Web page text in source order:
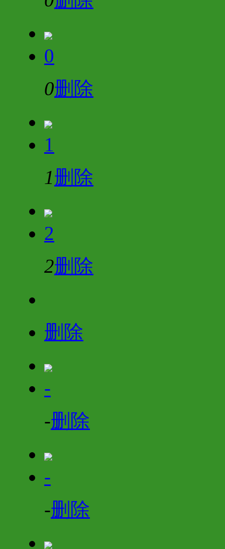
0
0删除
1
1删除
2
2删除
删除
-
-删除
-
-删除